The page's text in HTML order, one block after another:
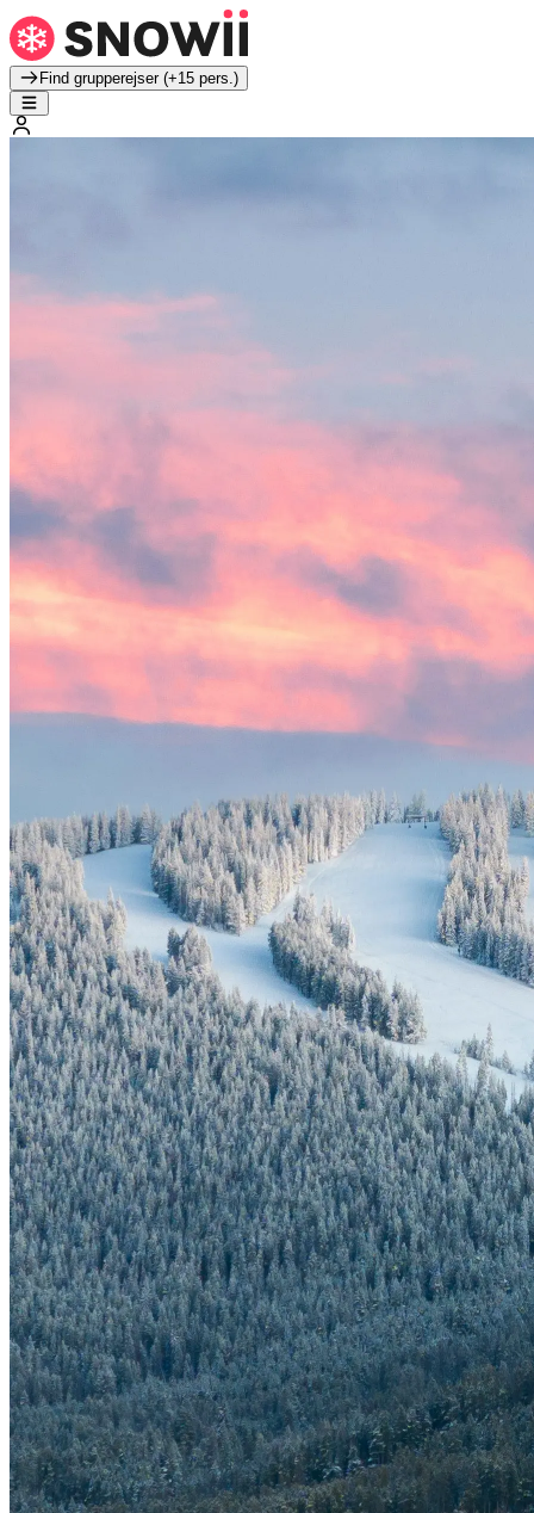
Find grupperejser (+15 pers.)